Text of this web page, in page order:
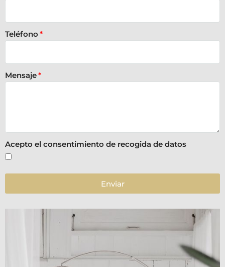
Teléfono
Mensaje
Acepto el consentimiento de recogida de datos
Enviar